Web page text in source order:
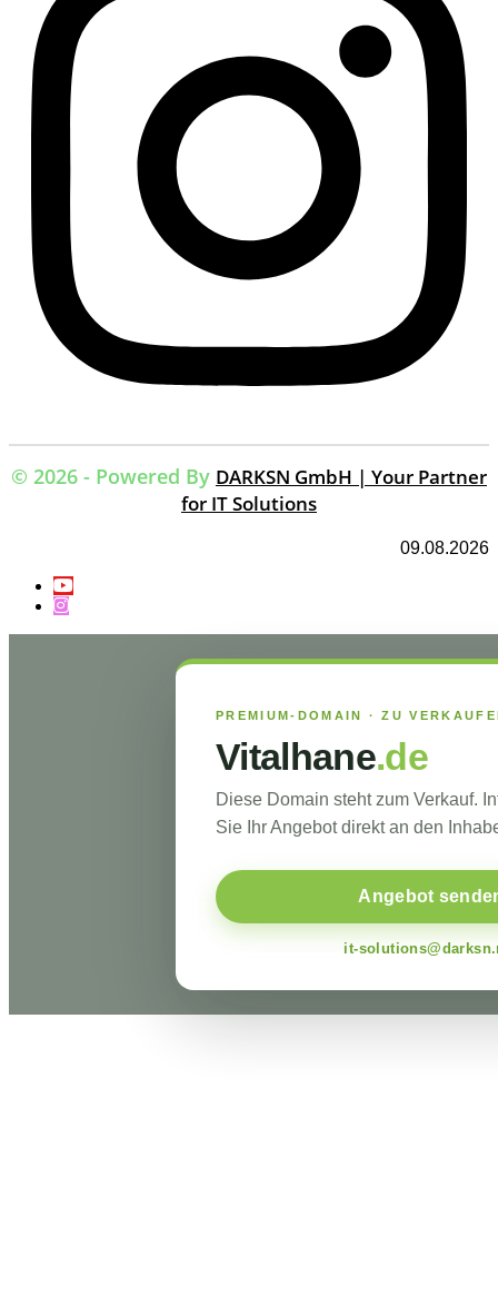
© 2026 - Powered By DARKSN GmbH | Your Partner
for IT Solutions
09.08.2026
PREMIUM-DOMAIN · ZU
Vitalhane.de
Diese Domain steht zum Verkauf.
Sie Ihr Angebot direkt an den
Angebot
it-